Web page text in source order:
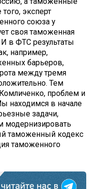
эксперт
союза у
своя таможенная
в ФТС результаты
например,
барьеров,
между тремя
Тем
проблем и
находимся в начале
задачи,
модернизировать
таможенный кодекс
таможенного